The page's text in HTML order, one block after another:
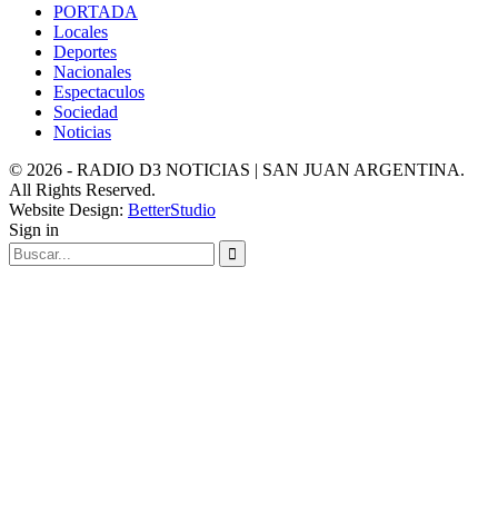
PORTADA
Locales
Deportes
Nacionales
Espectaculos
Sociedad
Noticias
© 2026 - RADIO D3 NOTICIAS | SAN JUAN ARGENTINA.
All Rights Reserved.
Website Design: BetterStudio
Sign in